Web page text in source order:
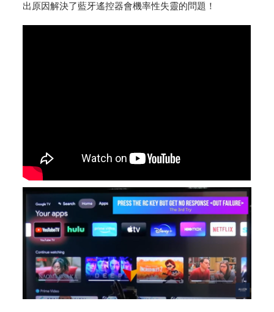
出原因解決了藍牙遙控器會機率性失靈的問題！
Post Views: